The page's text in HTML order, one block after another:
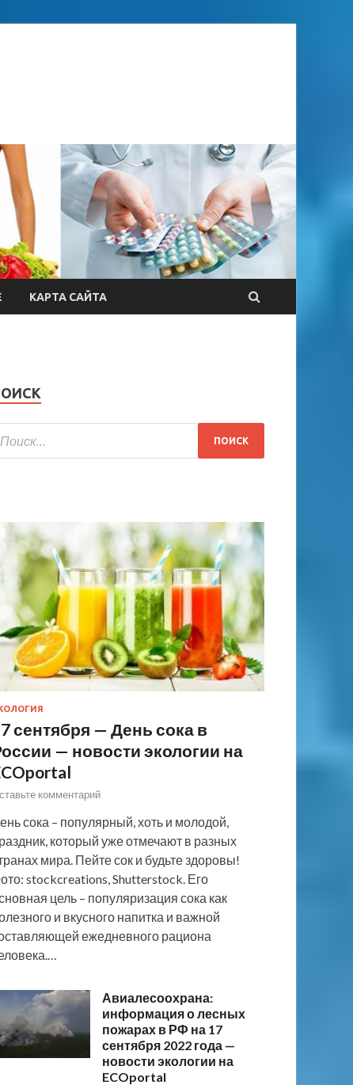
КАРТА САЙТА
сентября — День сока в
— новости экологии на
комментарий
сока – популярный, хоть и молодой,
который уже отмечают в разных
мира. Пейте сок и будьте здоровы!
stockcreations, Shutterstock. Его
цель – популяризация сока как
и вкусного напитка и важной
ежедневного рациона
Авиалесоохрана:
информация о лесных
пожарах в РФ на 17
сентября 2022 года —
новости экологии на
ECOportal